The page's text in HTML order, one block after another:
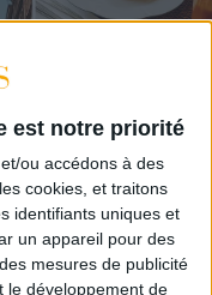
est notre priorité
ou accédons à des
cookies, et traitons
identifiants uniques et
un appareil pour des
mesures de publicité
le développement de
DE LA TOUR EIFFEL